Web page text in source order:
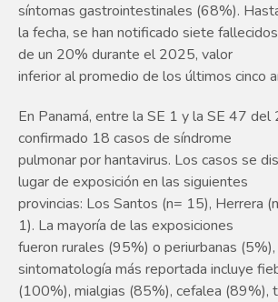
síntomas gastrointestinales (68%).
la fecha, se han notificado siete
de un 20% durante el 2025, valor
inferior al promedio de los últimos cinco
En Panamá, entre la SE 1 y la SE 47 del
confirmado 18 casos de síndrome
pulmonar por hantavirus. Los casos se
lugar de exposición en las siguientes
provincias: Los Santos (n= 15), Herrera
1). La mayoría de las exposiciones
fueron rurales (95%) o periurbanas (5%),
sintomatología más reportada incluye
(100%), mialgias (85%), cefalea (89%),